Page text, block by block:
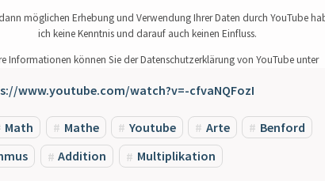
möglichen Erhebung und Verwendung Ihrer Daten durch YouTube
ich keine Kenntnis und darauf auch keinen Einfluss.
Informationen können Sie der Datenschutzerklärung von YouTube unter
www.youtube.com/watch?v=-cfvaNQFozI
Math Mathe Youtube Arte
Benford
Addition Multiplikation